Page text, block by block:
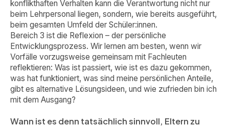
konflikthaften Verhalten kann die Verantwortung nicht nur
beim Lehrpersonal liegen, sondern, wie bereits ausgeführt,
beim gesamten Umfeld der Schüler:innen.
Bereich 3 ist die Reflexion – der persönliche
Entwicklungsprozess. Wir lernen am besten, wenn wir
Vorfälle vorzugsweise gemeinsam mit Fachleuten
reflektieren: Was ist passiert, wie ist es dazu gekommen,
was hat funktioniert, was sind meine persönlichen Anteile,
gibt es alternative Lösungsideen, und wie zufrieden bin ich
mit dem Ausgang?
Wann ist es denn tatsächlich sinnvoll, Eltern zu